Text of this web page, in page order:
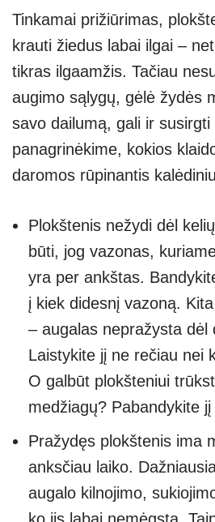
Tinkamai prižiūrimas,
krauti žiedus labai ilgai –
tikras ilgaamžis. Tačiau
augimo sąlygų, gėlė žydės
savo dailumą, gali ir susirgti
panagrinėkime, kokios
daromos rūpinantis
Plokštenis nežydi dėl
būti, jog vazonas,
yra per ankštas.
į kiek didesnį vazoną.
– augalas nepražysta dėl
Laistykite jį ne rečiau nei
O galbūt plokšteniui
medžiagų? Pabandykite
Pražydęs plokštenis ima
anksčiau laiko.
augalo kilnojimo,